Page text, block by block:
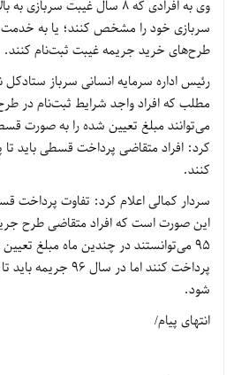
وی به افرادی که 8 سال غیبت
سربازی خود را مشخص کنند؛ یا به خدمت
طر‌ح‌های خرید جریمه غیبت ثبت‌نام کنند.
رئیس اداره سرمایه انسانی سرباز ستادکل
مطلب که افراد واجد شرایط ثبت‌نام در
می‌توانند مبلغ تعیین شده را به صورت
کنند.
این صورت است که افراد متقاضی طرح
95 می‌توانستند در چندین ماه مبلغ
شود.
انتهای پیام/